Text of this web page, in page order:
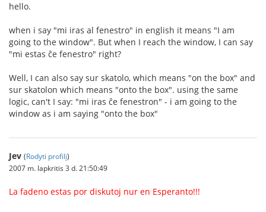
hello.
when i say "mi iras al fenestro" in english it means "I am
going to the window". But when I reach the window, I can say
"mi estas ĉe fenestro" right?
Well, I can also say sur skatolo, which means "on the box" and
sur skatolon which means "onto the box". using the same
logic, can't I say: "mi iras ĉe fenestron" - i am going to the
window as i am saying "onto the box"
Jev (Rodyti profilį)
2007 m. lapkritis 3 d. 21:50:49
La fadeno estas por diskutoj nur en Esperanto!!!